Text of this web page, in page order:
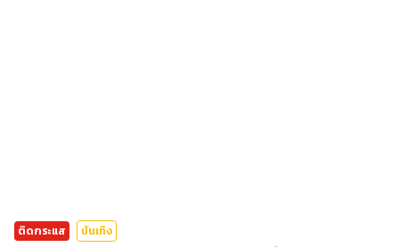
ติดกระแส บันเทิง